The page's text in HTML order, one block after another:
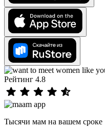
Рейтинг 4.8
Тысячи мам на вашем сроке